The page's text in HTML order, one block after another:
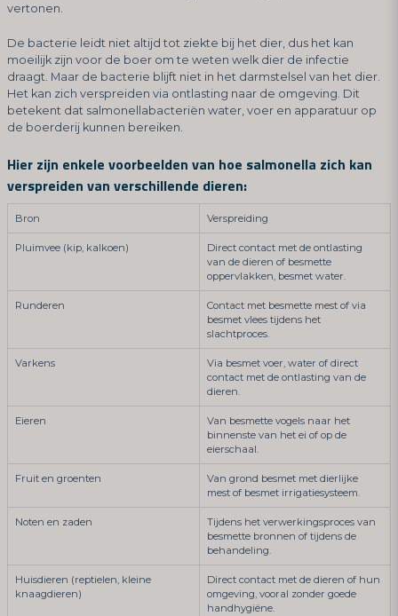
vertonen.
De bacterie leidt niet altijd tot ziekte bij het dier, dus het kan
moeilijk zijn voor de boer om te weten welk dier de infectie
draagt. Maar de bacterie blijft niet in het darmstelsel van het dier.
Het kan zich verspreiden via ontlasting naar de omgeving. Dit
betekent dat salmonellabacteriën water, voer en apparatuur op
de boerderij kunnen bereiken.
Hier zijn enkele voorbeelden van hoe salmonella zich kan
verspreiden van verschillende dieren:
Bron Verspreiding
Pluimvee (kip, kalkoen)
Direct contact met de ontlasting
van de dieren of besmette
oppervlakken, besmet water.
Runderen
Contact met besmette mest of via
besmet vlees tijdens het
slachtproces.
Varkens
Via besmet voer, water of direct
contact met de ontlasting van de
dieren.
Eieren
Van besmette vogels naar het
binnenste van het ei of op de
eierschaal.
Fruit en groenten
Van grond besmet met dierlijke
mest of besmet irrigatiesysteem.
Noten en zaden
Tijdens het verwerkingsproces van
besmette bronnen of tijdens de
behandeling.
Huisdieren (reptielen, kleine
knaagdieren)
Direct contact met de dieren of hun
omgeving, vooral zonder goede
handhygiëne.